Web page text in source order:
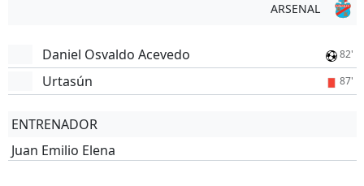
ARSENAL
Daniel Osvaldo Acevedo 82'
Urtasún 87'
ENTRENADOR
Juan Emilio Elena